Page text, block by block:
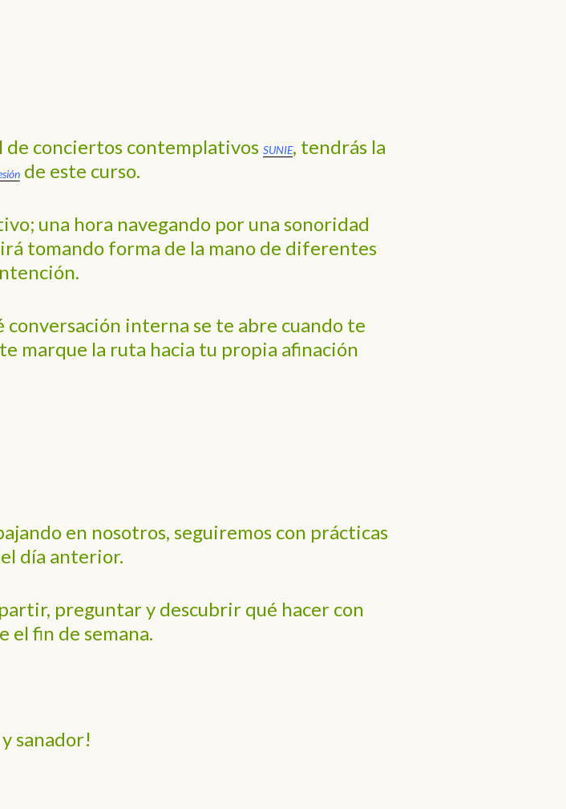
de conciertos contemplativos SUNIE, tendrás la
de este curso.
una hora navegando por una sonoridad
tomando forma de la mano de diferentes
interna se te abre cuando te
marque la ruta hacia tu propia afinación
en nosotros, seguiremos con prácticas
día anterior.
preguntar y descubrir qué hacer con
el fin de semana.
sanador!